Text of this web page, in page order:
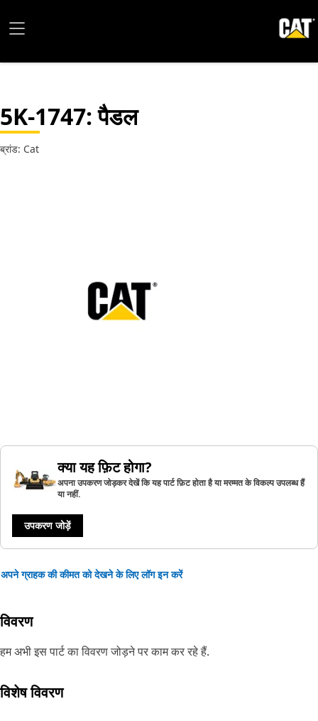
5K-1747: पैडल
ब्रांड: Cat
क्या यह फ़िट होगा?
अपना उपकरण जोड़कर देखें कि यह पार्ट फ़िट होता है या मरम्मत के विकल्प उपलब्ध हैं
या नहीं.
उपकरण जोड़ें
अपने ग्राहक की कीमत को देखने के लिए लॉग इन करें
विवरण
हम अभी इस पार्ट का विवरण जोड़ने पर काम कर रहे हैं.
विशेष विवरण